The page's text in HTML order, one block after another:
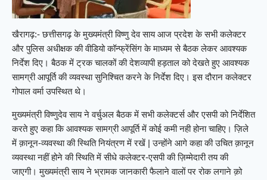
खैरागढ़:- छत्तीसगढ़ के मुख्यमंत्री विष्णु देव साय आज प्रदेश के सभी कलेक्टर
और पुलिस अधीक्षक की वीडियो कॉन्फ्रेंसिंग के माध्यम से बैठक लेकर आवश्यक
निर्देश दिए। बैठक में ट्रक चालकों की देशव्यापी हड़ताल को देखते हुए आवश्यक
सामग्री आपूर्ति की व्यवस्था सुनिश्चित करने के निर्देश दिए। इस दौरान कलेक्टर
गोपाल वर्मा उपस्थित थे।
मुख्यमंत्री विष्णुदेव साय ने वर्चुअल बैठक में सभी कलेक्टर्स और एसपी को निर्देशित
करते हुए कहा कि आवश्यक सामग्री आपूर्ति में कोई कमी नही होना चाहिए। ज़िले
में क़ानून-व्यवस्था की स्थिति नियंत्रण में रखें | उन्होंने आगे कहा की उचित क़ानून
व्यवस्था नहीं होने की स्थिति में सीधे कलेक्टर-एसपी की ज़िम्मेदारी तय की
जाएगी। मुख्यमंत्री साय ने भ्रामक जानकारी फैलाने वालों पर रोक लगाने क़ो